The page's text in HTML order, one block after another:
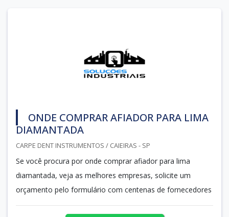
ONDE COMPRAR AFIADOR PARA LIMA
DIAMANTADA
CARPE DENT INSTRUMENTOS / CAIEIRAS - SP
Se você procura por onde comprar afiador para lima
diamantada, veja as melhores empresas, solicite um
orçamento pelo formulário com centenas de fornecedores